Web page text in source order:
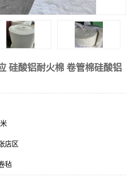
硅酸铝耐火棉 卷管棉硅酸铝
店区
毡